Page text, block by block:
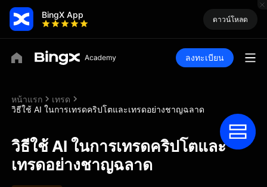
BingX App ดาวน์โหลด
ลงทะเบียน
หน้าแรก
เทรด
วิธีใช้ AI ในการเทรดคริปโตและเทรดอย่างชาญฉลาด
วิธีใช้ AI ในการเทรดคริปโตและ
เทรดอย่างชาญฉลาด